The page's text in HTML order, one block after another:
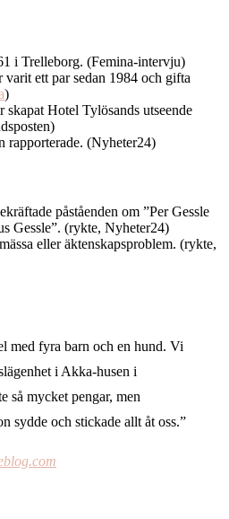
i Trelleborg. (Femina-intervju)
varit ett par sedan 1984 och gifta
)
skapat Hotel Tylösands utseende
rapporterade. (Nyheter24)
påståenden om ”Per Gessle
Gessle”. (rykte, Nyheter24)
eller äktenskapsproblem. (rykte,
med fyra barn och en hund. Vi
i Akka-husen i
så mycket pengar, men
sydde och stickade allt åt oss.”